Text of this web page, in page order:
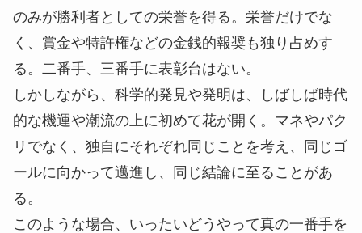
のみが勝利者としての栄誉を得る。栄誉だけでな
く、賞金や特許権などの金銭的報奨も独り占めす
る。二番手、三番手に表彰台はない。
しかしながら、科学的発見や発明は、しばしば時代
的な機運や潮流の上に初めて花が開く。マネやパク
リでなく、独自にそれぞれ同じことを考え、同じゴ
ールに向かって邁進し、同じ結論に至ることがあ
る。
このような場合、いったいどうやって真の一番手を